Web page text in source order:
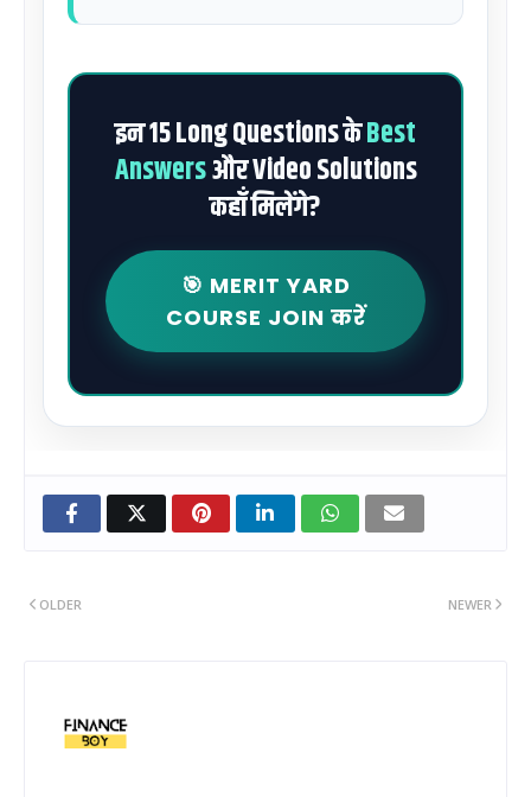
इन 15 Long Questions केBest
Answersऔर Video Solutions
कहाँ मिलेंगे?
🎯 MERIT YARD
COURSE JOIN करें
NEWER
OLDER